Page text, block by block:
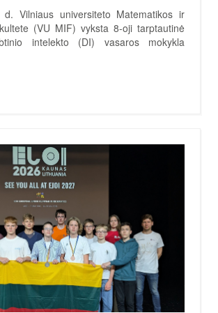
d. Vilniaus universiteto Matematikos ir
(VU MIF) vyksta 8-oji tarptautinė
intelekto (DI) vasaros mokykla